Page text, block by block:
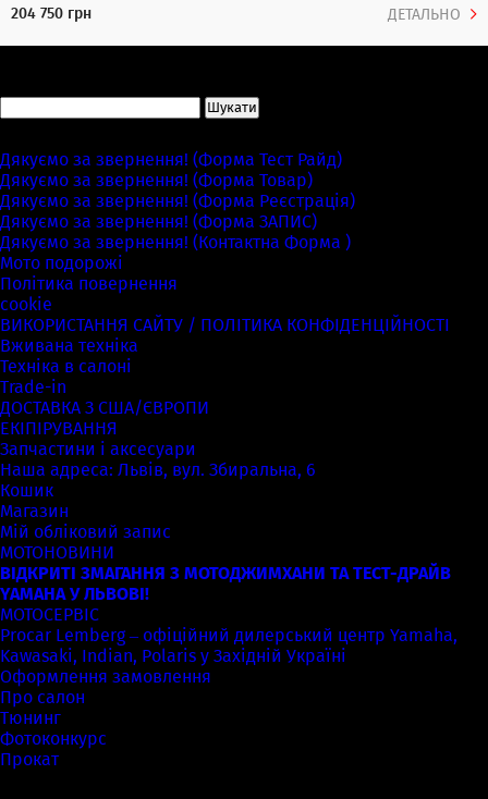
204 750 грн ДЕТАЛЬНО
Пошук:
Дякуємо за звернення! (Форма Тест Райд)
Дякуємо за звернення! (Форма Товар)
Дякуємо за звернення! (Форма Реєстрація)
Дякуємо за звернення! (Форма ЗАПИС)
Дякуємо за звернення! (Контактна Форма )
Мото подорожі
Політика повернення
cookie
ВИКОРИСТАННЯ САЙТУ / ПОЛІТИКА КОНФІДЕНЦІЙНОСТІ
Вживана техніка
Техніка в салоні
Trade-in
ДОСТАВКА З США/ЄВРОПИ
ЕКІПІРУВАННЯ
Запчастини і аксесуари
Наша адреса: Львів, вул. Збиральна, 6
Кошик
Магазин
Мій обліковий запис
МОТОНОВИНИ
ВІДКРИТІ ЗМАГАННЯ З МОТОДЖИМХАНИ ТА ТЕСТ-ДРАЙВ
YAMAHA У ЛЬВОВІ!
МОТОСЕРВІС
Procar Lemberg – офіційний дилерський центр Yamaha,
Kawasaki, Indian, Polaris у Західній Україні
Оформлення замовлення
Про салон
Тюнинг
Фотоконкурс
Прокат